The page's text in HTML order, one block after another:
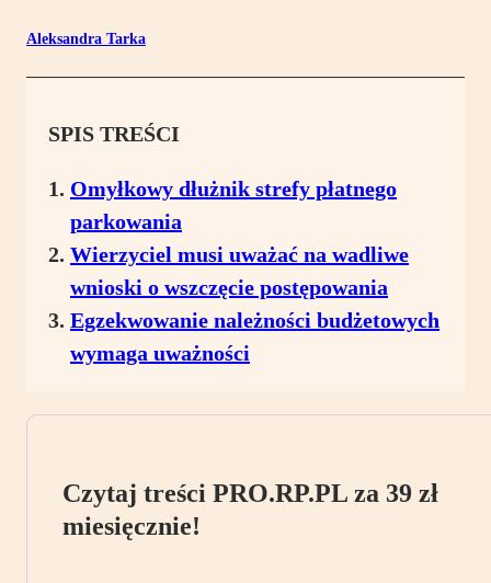
Aleksandra Tarka
SPIS TREŚCI
Omyłkowy dłużnik strefy płatnego
parkowania
Wierzyciel musi uważać na wadliwe
wnioski o wszczęcie postępowania
Egzekwowanie należności budżetowych
wymaga uważności
Czytaj treści PRO.RP.PL za 39 zł
miesięcznie!